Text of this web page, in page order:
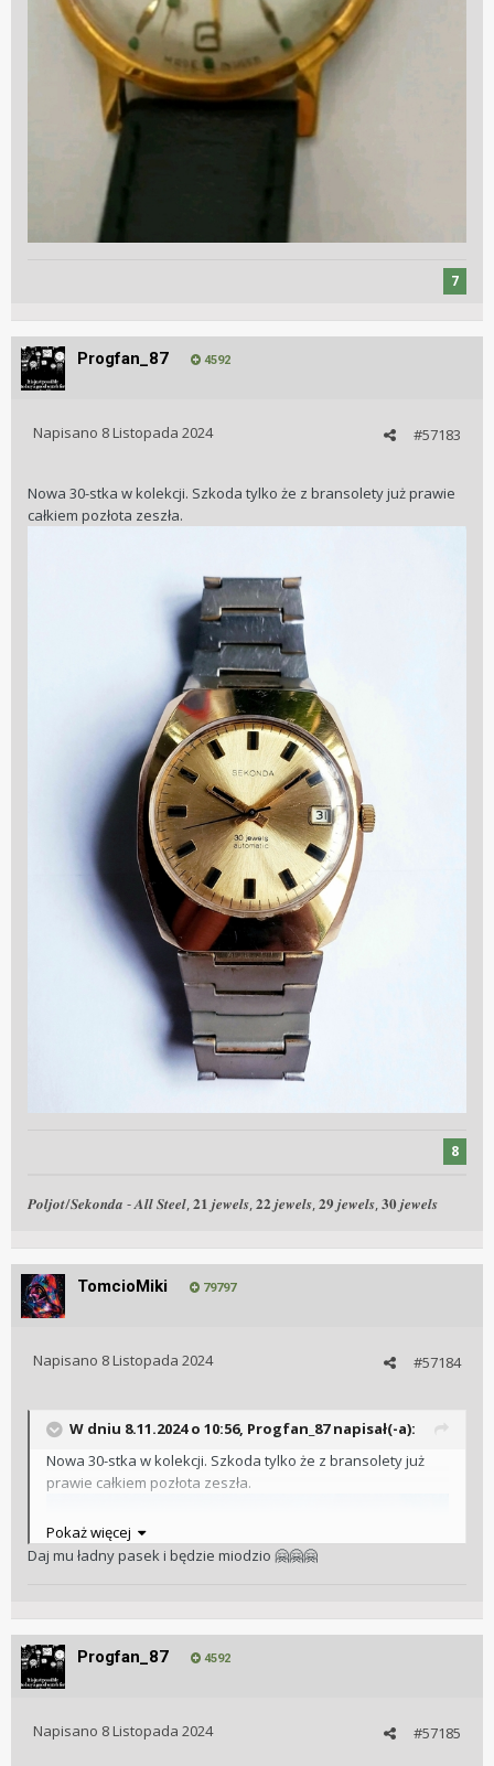
7
Progfan_87 4592
#57183
Napisano 8 Listopada 2024
Nowa 30-stka w kolekcji. Szkoda tylko że z bransolety już prawie
całkiem pozłota zeszła.
8
𝑷𝒐𝒍𝒋𝒐𝒕/𝑺𝒆𝒌𝒐𝒏𝒅𝒂 - 𝑨𝒍𝒍 𝑺𝒕𝒆𝒆𝒍, 𝟐𝟏 𝒋𝒆𝒘𝒆𝒍𝒔, 𝟐𝟐 𝒋𝒆𝒘𝒆𝒍𝒔, 𝟐𝟗 𝒋𝒆𝒘𝒆𝒍𝒔, 𝟑𝟎 𝒋𝒆𝒘𝒆𝒍𝒔
TomcioMiki 79797
#57184
Napisano 8 Listopada 2024
W dniu 8.11.2024 o 10:56, Progfan_87napisał(-a):
Nowa 30-stka w kolekcji. Szkoda tylko że z bransolety już
prawie całkiem pozłota zeszła.
Pokaż więcej
Daj mu ładny pasek i będzie miodzio 🤗🤗🤗
Progfan_87 4592
#57185
Napisano 8 Listopada 2024